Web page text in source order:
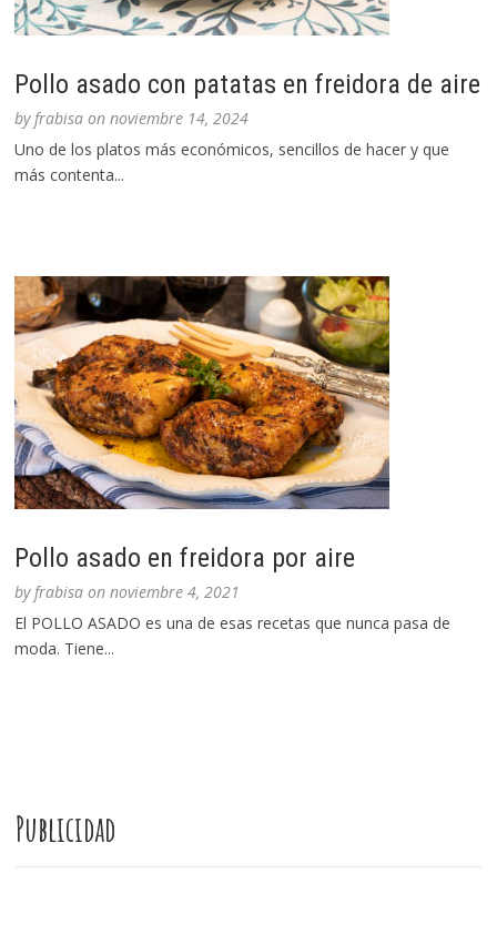
Pollo asado con patatas en freidora de aire
byfrabisa onnoviembre 14, 2024
Uno de los platos más económicos, sencillos de hacer y que
más contenta...
Pollo asado en freidora por aire
byfrabisa onnoviembre 4, 2021
El POLLO ASADO es una de esas recetas que nunca pasa de
moda. Tiene...
Publicidad